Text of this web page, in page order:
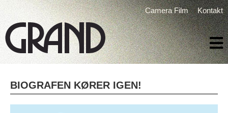
Camera Film Kontakt
BIOGRAFEN KØRER IGEN!